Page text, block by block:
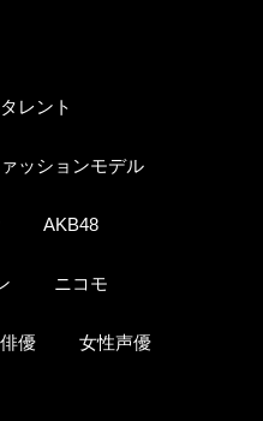
タレント
ッションモデル
AKB48
ニコモ
優 女性声優